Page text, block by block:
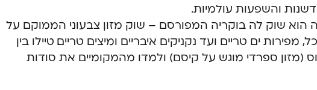
והשפעות עולמיות.
הוא שוק לה בוקריה המפורסם – שוק מזון צבעוני הממוקם על
ים טריים ועד נקניקים איבריים ומיצים טריים. טיילו בין
(מזון ספרדי מוגש על קיסם) ולמדו מהמקומיים את סודות